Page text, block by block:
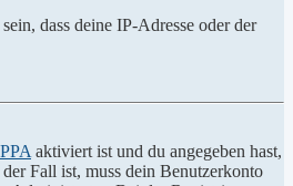
dass deine IP-Adresse oder der
aktiviert ist und du angegeben hast,
Fall ist, muss dein Benutzerkonto